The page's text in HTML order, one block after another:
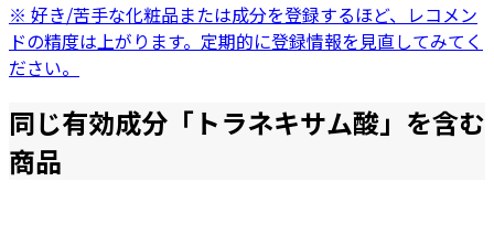
※ 好き/苦手な化粧品または成分を登録するほど、レコメン
ドの精度は上がります。定期的に登録情報を見直してみてく
ださい。
同じ有効成分「 トラネキサム酸」を含む
商品